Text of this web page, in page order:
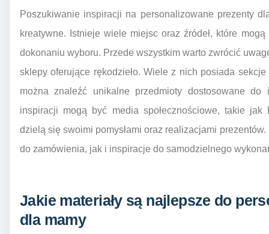
Poszukiwanie inspiracji na personalizowane prezenty
kreatywne. Istnieje wiele miejsc oraz źródeł, które
dokonaniu wyboru. Przede wszystkim warto zwrócić
sklepy oferujące rękodzieło. Wiele z nich posiada
można znaleźć unikalne przedmioty dostosowane do
inspiracji mogą być media społecznościowe, takie
dzielą się swoimi pomysłami oraz realizacjami
do zamówienia, jak i inspiracje do samodzielnego
Jakie materiały są najlepsze do
dla mamy